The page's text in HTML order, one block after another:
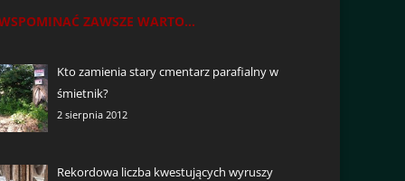
ZAWSZE WARTO...
Kto zamienia stary cmentarz parafialny w
śmietnik?
2 sierpnia 2012
Rekordowa liczba kwestujących wyruszy